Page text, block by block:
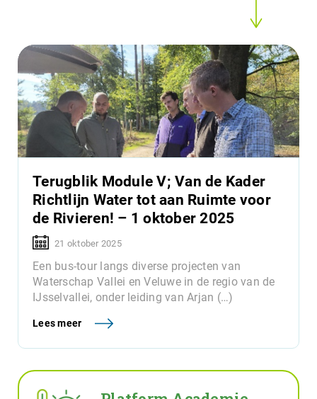
Terugblik Module V; Van de Kader
Richtlijn Water tot aan Ruimte voor
de Rivieren! – 1 oktober 2025
21 oktober 2025
Een bus-tour langs diverse projecten van
Waterschap Vallei en Veluwe in de regio van de
IJsselvallei, onder leiding van Arjan (…)
Lees meer